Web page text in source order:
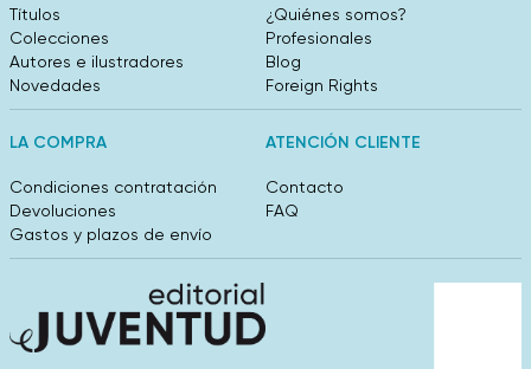
Títulos
Colecciones
Autores e ilustradores
Novedades
¿Quiénes somos?
Profesionales
Blog
Foreign Rights
LA COMPRA
Condiciones contratación
Devoluciones
Gastos y plazos de envío
ATENCIÓN CLIENTE
Contacto
FAQ